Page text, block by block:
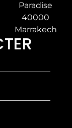
Paradise
40000
Marrakech